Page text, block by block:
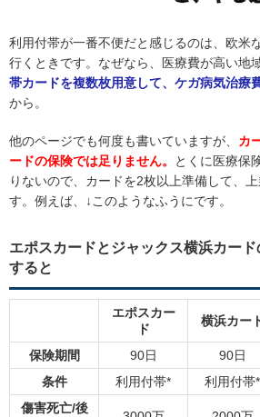
利用付帯が一番不便だと感じるのは、欧米
行くときです。なぜなら、医療費が高い地
帯カードを複数枚用意して、ケガ病気治療
から。
他のページでも何度も書いていますが、 カ
ードの保険では足りません。
とくに医療保
りないので、カードを2枚以上準備して、
す。例えば、↓このようなふうにです。
エポスカードとジャックス横浜カー
すると
エポスカー
ド
横浜カー
保険期間 90日 90日
条件
利用付帯* 利用付帯*
傷害死亡/後